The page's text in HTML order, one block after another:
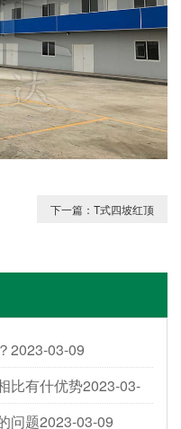
下一篇：T式四坡红顶
2023-03-09
比有什优势2023-03-
问题2023-03-09